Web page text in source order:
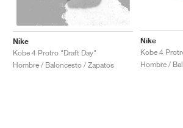
Nike
Kobe 4 Protro "Draft Day"
Hombre / Baloncesto / Zapatos
Nike
Kobe 4
Hombre /